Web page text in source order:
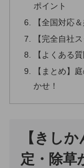
ポイント
【全国対応
【完全自社
【よくある
【まとめ】
かせ！
【きし
定・除草